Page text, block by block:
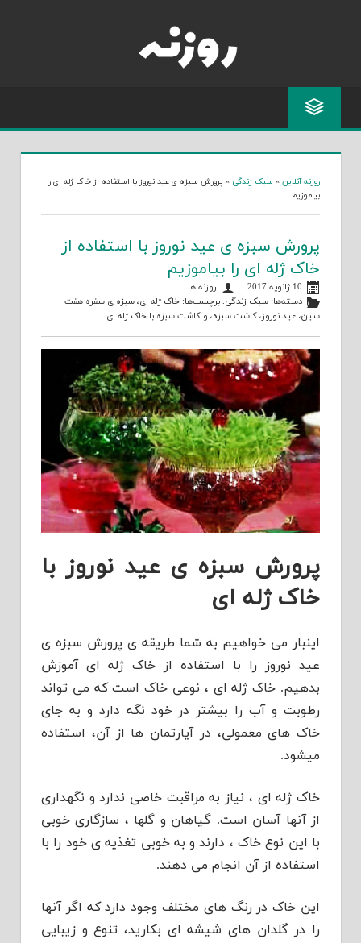
روزنه آنلاین » سبک زندگی » پرورش سبزه ی عید نوروز با استفاده از خاک ژله ای را
بیاموزیم
پرورش سبزه ی عید نوروز با استفاده از
خاک ژله ای را بیاموزیم
10 ژانویه 2017
روزنه ها
دسته‌ها:سبک زندگی. برچسب‌ها:خاک ژله ای،سبزه ی سفره هفت
سین، عید نوروز، کاشت سبزه، و کاشت سبزه با خاک ژله ای.
پرورش سبزه ی عید نوروز با
خاک ژله ای
اینبار می خواهیم به شما طریقه ی پرورش سبزه ی
عید نوروز را با استفاده از خاک ژله ای آموزش
بدهیم. خاک ژله ای ، نوعی خاک است که می تواند
رطوبت و آب را بیشتر در خود نگه دارد و به جای
خاک های معمولی، در آیارتمان ها از آن، استفاده
میشود.
خاک ژله ای ، نیاز به مراقبت خاصی ندارد و نگهداری
از آنها آسان است. گیاهان و گلها ، سازگاری خوبی
با این نوع خاک ، دارند و به خوبی تغذیه ی خود را با
استفاده از آن انجام می دهند.
این خاک در رنگ های مختلف وجود دارد که اگر آنها
را در گلدان های شیشه ای بکارید، تنوع و زیبایی